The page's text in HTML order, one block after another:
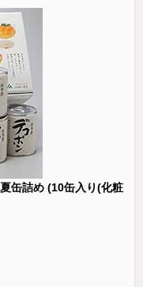
缶詰め (10缶入り(化粧